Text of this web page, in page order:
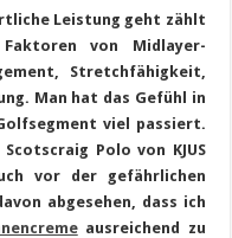
Leistung geht zählt
von Midlayer-
Stretchfähigkeit,
Man hat das Gefühl in
viel passiert.
Polo von KJUS
vor der gefährlichen
abgesehen, dass ich
ausreichend zu